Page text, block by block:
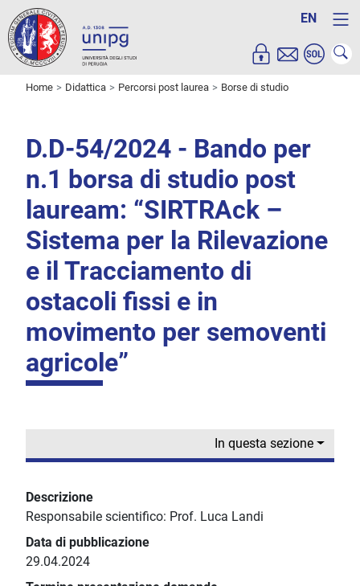
EN
Home Didattica Percorsi post laurea Borse di studio
D.D-54/2024 - Bando per
n.1 borsa di studio post
lauream: “SIRTRAck –
Sistema per la Rilevazione
e il Tracciamento di
ostacoli fissi e in
movimento per semoventi
agricole”
In questa sezione
Descrizione
Responsabile scientifico: Prof. Luca Landi
Data di pubblicazione
29.04.2024